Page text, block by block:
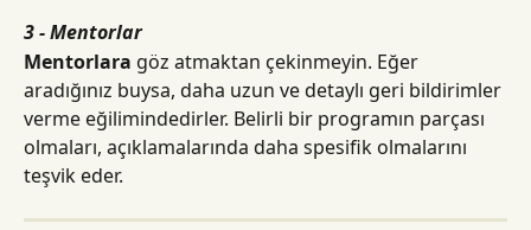
3 - Mentorlar
Mentorlara göz atmaktan çekinmeyin. Eğer
aradığınız buysa, daha uzun ve detaylı geri bildirimler
verme eğilimindedirler. Belirli bir programın parçası
olmaları, açıklamalarında daha spesifik olmalarını
teşvik eder.